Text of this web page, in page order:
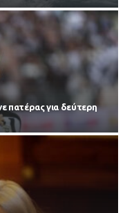
πατέρας για δεύτερη